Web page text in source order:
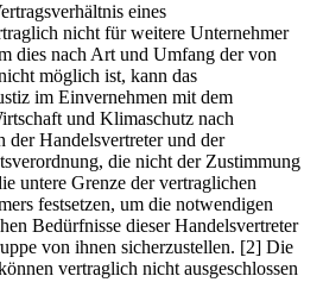
eines
nicht für weitere Unternehmer
dies nach Art und Umfang der von
möglich ist, kann das
im Einvernehmen mit dem
und Klimaschutz nach
der Handelsvertreter und der
die nicht der Zustimmung
untere Grenze der vertraglichen
festsetzen, um die notwendigen
Bedürfnisse dieser Handelsvertreter
von ihnen sicherzustellen. [2] Die
vertraglich nicht ausgeschlossen